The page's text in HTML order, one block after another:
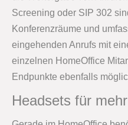
Screening oder SIP 302
Konferenzräume und
eingehenden Anrufs mit
einzelnen HomeOffice
Endpunkte ebenfalls
Headsets für